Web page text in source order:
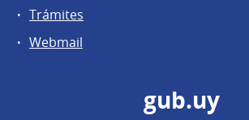
Trámites
Webmail
gub.uy